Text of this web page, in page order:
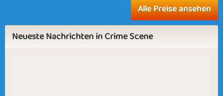
Miss Mieze Kadze
Kissable Roo
Mance
Alle Preise ansehen
Neueste Nachrichten in Crime Scene